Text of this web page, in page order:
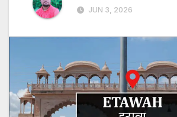
JUN 3, 2026